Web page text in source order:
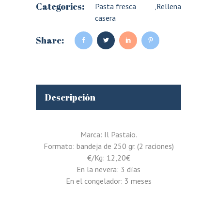
Categories:
Pasta fresca
casera
,Rellena
Share:
Descripción
Marca: Il Pastaio.
Formato: bandeja de 250 gr. (2 raciones)
€/Kg: 12,20€
En la nevera: 3 días
En el congelador: 3 meses